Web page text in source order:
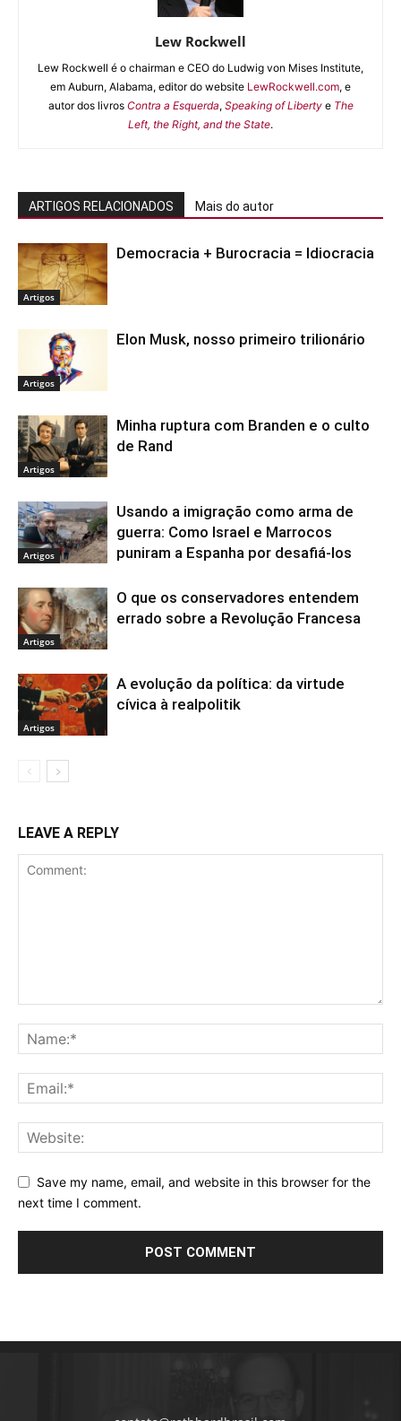
Lew Rockwell
Lew Rockwell é o chairman e CEO do Ludwig von Mises Institute,
em Auburn, Alabama, editor do website LewRockwell.com, e
autor dos livrosContra a Esquerda, Speaking of Libertye The
Left, the Right, and the State.
ARTIGOS RELACIONADOS Mais do autor
Artigos
Democracia + Burocracia = Idiocracia
Artigos
Elon Musk, nosso primeiro trilionário
Artigos
Minha ruptura com Branden e o culto
de Rand
Artigos
Usando a imigração como arma de
guerra: Como Israel e Marrocos
puniram a Espanha por desafiá-los
Artigos
O que os conservadores entendem
errado sobre a Revolução Francesa
Artigos
A evolução da política: da virtude
cívica à realpolitik
LEAVE A REPLY
Save my name, email, and website in this browser for the
next time I comment.